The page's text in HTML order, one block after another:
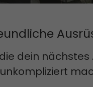
dein